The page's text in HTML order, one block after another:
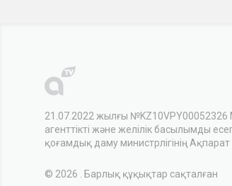
21.07.2022 жылғы №KZ10VPY00052326
агенттікті және желілік басылымды
қоғамдық даму министрлігінің Ақпарат
© 2026 . Барлық құқықтар сақталған